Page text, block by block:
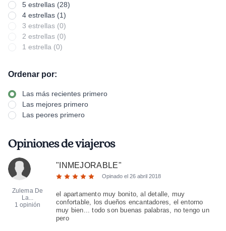
5 estrellas (28)
4 estrellas (1)
3 estrellas (0)
2 estrellas (0)
1 estrella (0)
Ordenar por:
Las más recientes primero
Las mejores primero
Las peores primero
Opiniones de viajeros
Zulema De
La...
1 opinión
" INMEJORABLE"
Opinado el 26 abril 2018
el apartamento muy bonito, al detalle, muy
confortable, los dueños encantadores, el entorno
muy bien... todo son buenas palabras, no tengo un
pero